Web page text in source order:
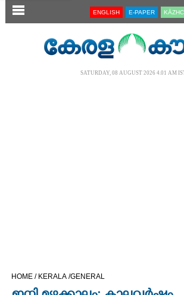
SECTIONS
CINEMA
ENGLISH E-PAPER
SATURDAY, 08 AUGUST 2026 4.01 AM
HOME / KERALA /GENERAL